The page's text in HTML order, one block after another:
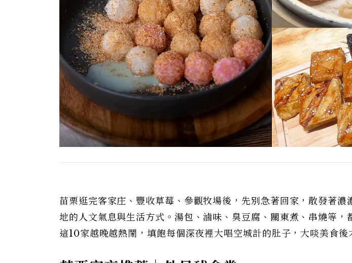
苗栗逛完客家庄、豐收草莓、參觀牧場後，先別急著回家，散發著濃
地的人文氣息與生活方式。湯包、滷味、臭豆腐、關東煮、串燒等，
這10家越晚越熱鬧，填飽每個深夜裡大唱空城計的肚子，大啖美食後